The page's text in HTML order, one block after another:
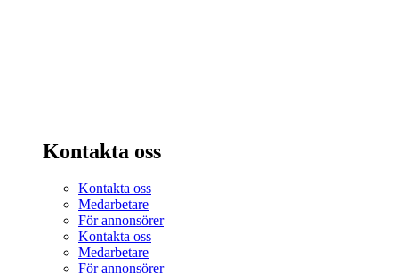
Kontakta oss
Kontakta oss
Medarbetare
För annonsörer
Kontakta oss
Medarbetare
För annonsörer